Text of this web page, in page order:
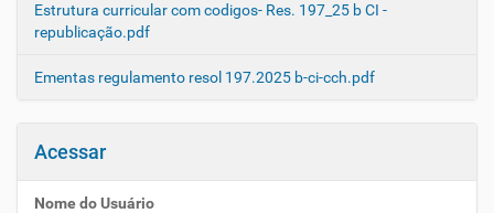
Estrutura curricular com codigos- Res. 197_25 b CI -
republicação.pdf
Ementas regulamento resol 197.2025 b-ci-cch.pdf
Acessar
Nome do Usuário